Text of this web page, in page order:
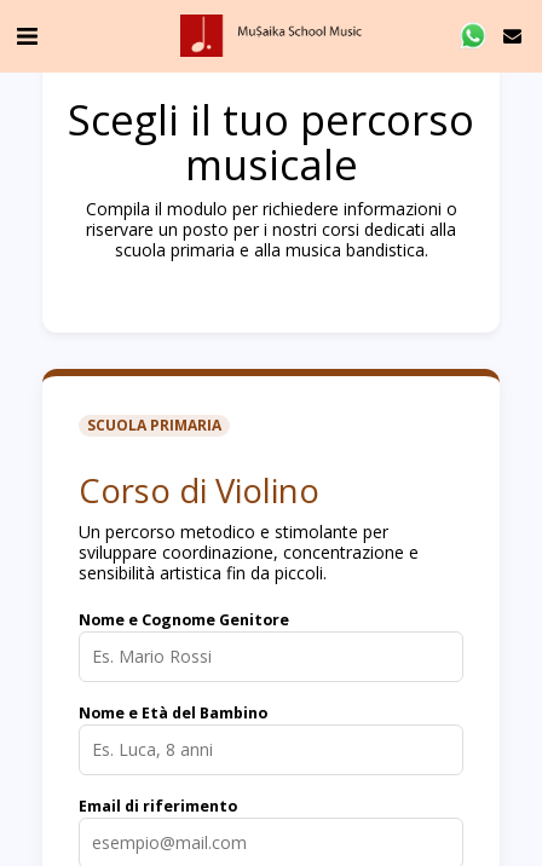
Scegli il tuo percorso
musicale
Compila il modulo per richiedere informazioni o
riservare un posto per i nostri corsi dedicati alla
scuola primaria e alla musica bandistica.
SCUOLA PRIMARIA
Corso di Violino
Un percorso metodico e stimolante per
sviluppare coordinazione, concentrazione e
sensibilità artistica fin da piccoli.
Nome e Cognome Genitore
Nome e Età del Bambino
Email di riferimento